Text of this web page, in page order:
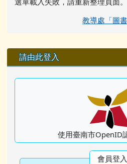
教導處「圖
右邊區域內容
請由此登入
使用臺南市OpenID
會員登入